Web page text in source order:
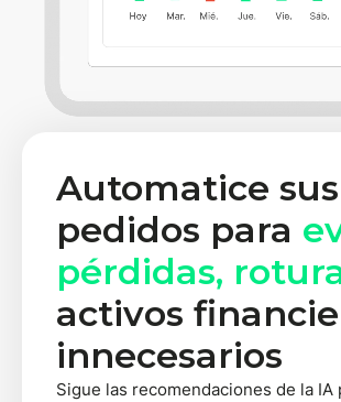
Automatice sus
pedidos para
pérdidas,
activos
innecesarios
Sigue las recomendaciones de la IA